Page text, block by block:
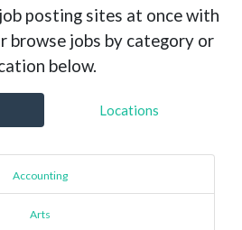
posting sites at once with
browse jobs by category or
below.
Locations
Accounting
Arts